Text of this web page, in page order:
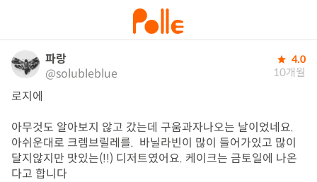
파랑
@solubleblue
4.0
10개월
로지에
아무것도 알아보지 않고 갔는데 구움과자나오는 날이었네요.
아쉬운대로 크렘브릴레를.  바닐라빈이 많이 들어가있고 많이
달지않지만 맛있는(!!) 디저트였어요. 케이크는 금토일에 나온
다고 합니다